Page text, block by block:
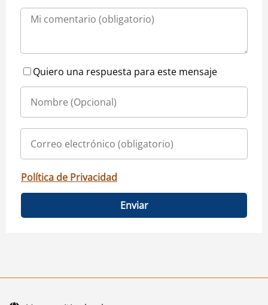
Quiero una respuesta para este mensaje
Política de Privacidad
Enviar